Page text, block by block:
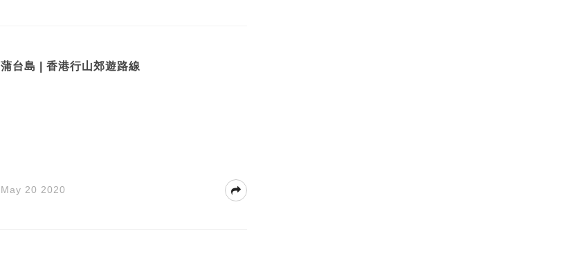
蒲台島 | 香港行山郊遊路線
May 20 2020